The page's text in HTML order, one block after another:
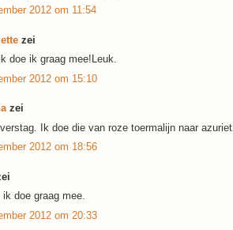
2012 om 11:54
zei
doe ik graag mee!Leuk.
2012 om 15:10
zei
Ik doe die van roze toermalijn naar azuriet.
2012 om 18:56
doe graag mee.
2012 om 20:33